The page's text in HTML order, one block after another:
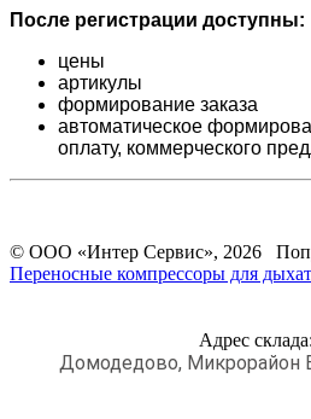
После регистрации доступны:
цены
артикулы
формирование заказа
автоматическое
оплату, коммерческого
© ООО «Интер Сервис», 2026
Переносные компрессоры для
Адрес склада:
Домодедово, Микрорайон